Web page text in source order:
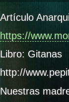
Artículo
https://
Libro: Gitanas
http://
Nuestras